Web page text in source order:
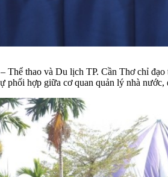
Thể thao và Du lịch TP. Cần Thơ chỉ
phối hợp giữa cơ quan quản lý nhà